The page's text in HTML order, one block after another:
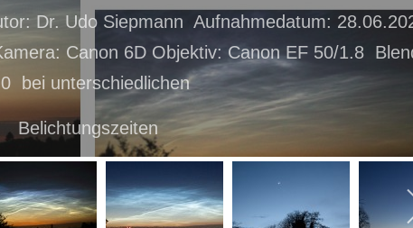
Dr. Udo Siepmann Aufnahmedatum:
Canon 6D Objektiv: Canon EF 50/1.8
bei unterschiedlichen
Belichtungszeiten